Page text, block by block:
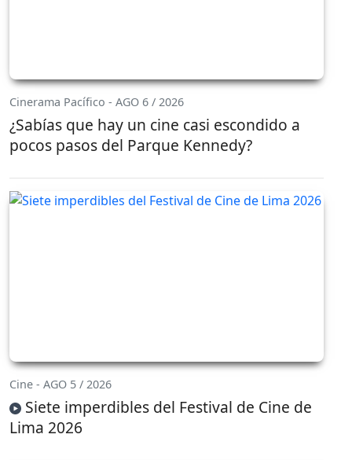
Cinerama Pacífico - AGO 6 / 2026
¿Sabías que hay un cine casi escondido a
pocos pasos del Parque Kennedy?
Cine - AGO 5 / 2026
Siete imperdibles del Festival de Cine de
Lima 2026